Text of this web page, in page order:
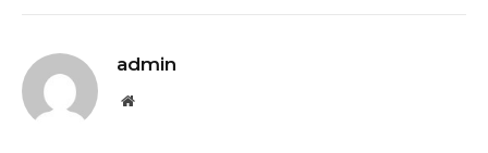
admin
Website